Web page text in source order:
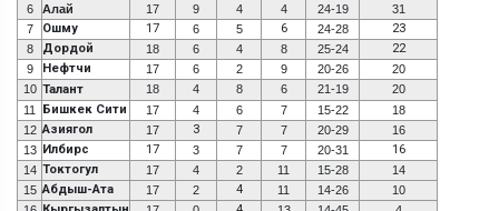
6
Алай 17 9 4 4 24-19
31
7
Ошму 17 6 5 6 24-28 23
8 Дордой 18 6 4 8 25-24 22
9 Нефтчи 17 6 2 9 20-26
20
10 Талант 18 4 8 6 21-19
20
11
Бишкек Сити 17 4 6 7 15-22
18
12 Азиягол 17 3 7 7 20-29
16
13 Илбирс 17 3 7 7 20-31 16
14 Токтогул 17 4 2 11 15-28
14
15 Абдыш-Ата 17 2 4 11 14-26
10